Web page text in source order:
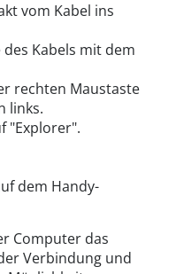
vom Kabel ins
Kabels mit dem
rechten Maustaste
links.
"Explorer".
dem Handy-
Computer das
Verbindung und